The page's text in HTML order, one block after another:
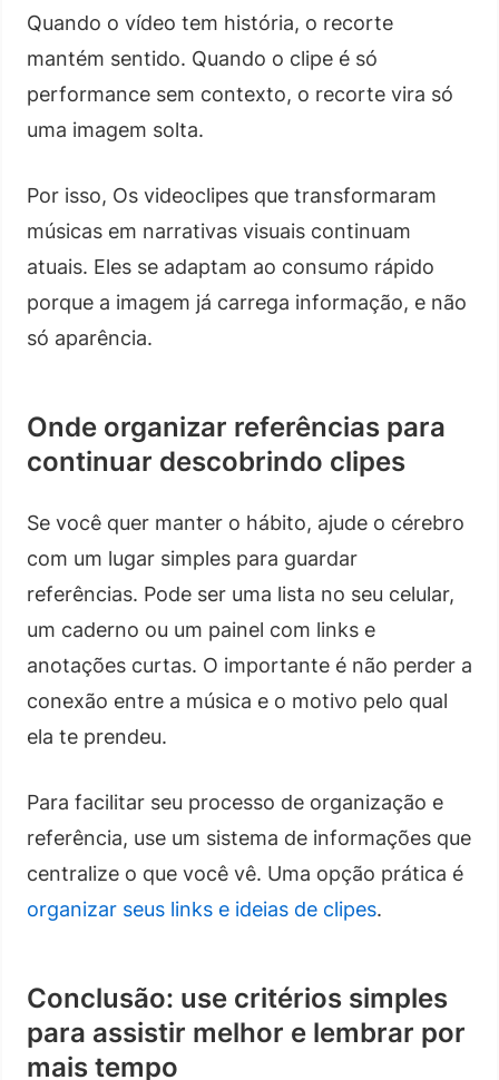
Quando o vídeo tem história, o recorte
mantém sentido. Quando o clipe é só
performance sem contexto, o recorte vira só
uma imagem solta.
Por isso, Os videoclipes que transformaram
músicas em narrativas visuais continuam
atuais. Eles se adaptam ao consumo rápido
porque a imagem já carrega informação, e não
só aparência.
Onde organizar referências para
continuar descobrindo clipes
Se você quer manter o hábito, ajude o cérebro
com um lugar simples para guardar
referências. Pode ser uma lista no seu celular,
um caderno ou um painel com links e
anotações curtas. O importante é não perder a
conexão entre a música e o motivo pelo qual
ela te prendeu.
Para facilitar seu processo de organização e
referência, use um sistema de informações que
centralize o que você vê. Uma opção prática é
organizar seus links e ideias de clipes.
Conclusão: use critérios simples
para assistir melhor e lembrar por
mais tempo